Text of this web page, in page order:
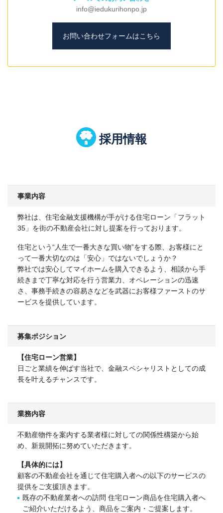
info@iedukurihonpo.jp
お問い合わせフォームはこちら
採用情報
事業内容
弊社は、住宅金融支援機構が手がける住宅ローン「フラット
35」を街の不動産会社に対し提案を行っております。
住宅という“人生で一番大きな買い物”をする際、お客様にと
って一番大切なのは「安心」ではないでしょうか？
弊社では安心してマイホームを購入できるよう、相談から手
続きまで丁寧な対応を行う営業力、オペレーションの迅速
さ、事務手続きの容易さなどを武器にお客様ファーストのサ
ービスを提供しています。
募集ポジション
【住宅ローン営業】
日ごと業績を伸ばす当社で、金融スペシャリストとしての成
長を叶えるチャンスです。
業務内容
不動産物件を案内する業者様に対しての関係性構築から始
め、新規開拓に努めていただきます。
【具体的には】
顧客の不動産会社を通じて住宅購入者への以下のサービスの
提供をご支援頂きます。
既存の不動産業者への訪問 住宅ローン商品を住宅購入者へ
ご紹介いただけるよう、商品をご案内・ご提案します。